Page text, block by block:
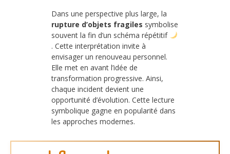
Dans une perspective plus large, la
rupture d’objets fragiles symbolise
souvent la fin d’un schéma répétitif
. Cette interprétation invite à
envisager un renouveau personnel.
Elle met en avant l’idée de
transformation progressive. Ainsi,
chaque incident devient une
opportunité d’évolution. Cette lecture
symbolique gagne en popularité dans
les approches modernes.